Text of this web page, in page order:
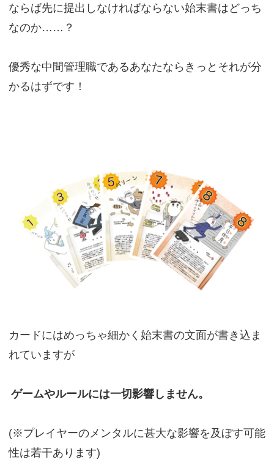
ならば先に提出しなければならない始末書はどっち
なのか……？
優秀な中間管理職であるあなたならきっとそれが分
かるはずです！
カードにはめっちゃ細かく始末書の文面が書き込ま
れていますが
ゲームやルールには一切影響しません。
(※プレイヤーのメンタルに甚大な影響を及ぼす可能
性は若干あります)